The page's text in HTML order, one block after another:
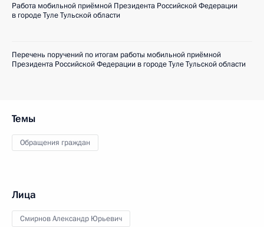
Работа мобильной приёмной Президента Российской Федерации
в городе Туле Тульской области
Перечень поручений по итогам работы мобильной приёмной
Президента Российской Федерации в городе Туле Тульской области
Темы
Обращения граждан
Лица
Смирнов Александр Юрьевич